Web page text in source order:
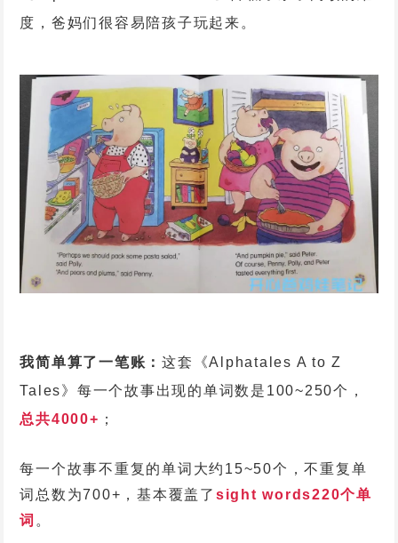
度，爸妈们很容易陪孩子玩起来。
我简单算了一笔账：这套《Alphatales A to Z
Tales》每一个故事出现的单词数是100~250个，
总共4000+ ；
每一个故事不重复的单词大约15~50个，不重复单
词总数为700+，基本覆盖了 sight words220个单
词 。